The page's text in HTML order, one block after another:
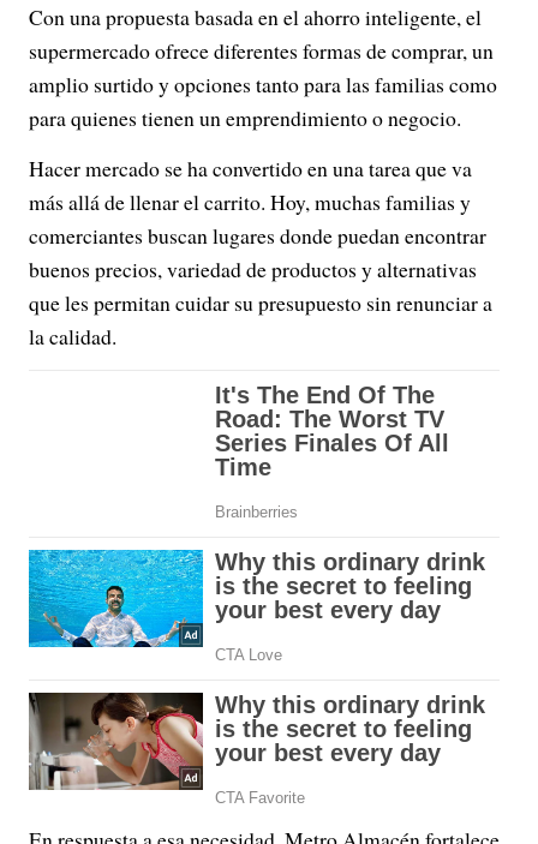
Con una propuesta basada en el ahorro inteligente, el
supermercado ofrece diferentes formas de comprar, un
amplio surtido y opciones tanto para las familias como
para quienes tienen un emprendimiento o negocio.
Hacer mercado se ha convertido en una tarea que va
más allá de llenar el carrito. Hoy, muchas familias y
comerciantes buscan lugares donde puedan encontrar
buenos precios, variedad de productos y alternativas
que les permitan cuidar su presupuesto sin renunciar a
la calidad.